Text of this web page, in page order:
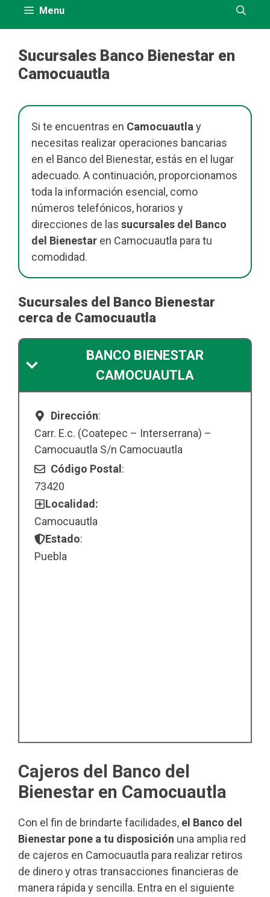
Menu
Sucursales Banco Bienestar en
Camocuautla
Si te encuentras en Camocuautlay
necesitas realizar operaciones bancarias
en el Banco del Bienestar, estás en el lugar
adecuado. A continuación, proporcionamos
toda la información esencial, como
números telefónicos, horarios y
direcciones de las sucursales del Banco
del Bienestar en Camocuautla para tu
comodidad.
Sucursales del Banco Bienestar
cerca de Camocuautla
BANCO BIENESTAR
CAMOCUAUTLA
Dirección:
Carr. E.c. (Coatepec – Interserrana) –
Camocuautla S/n Camocuautla
Código Postal :
73420
Localidad:
Camocuautla
Estado:
Puebla
Cajeros del Banco del
Bienestar en Camocuautla
Con el fin de brindarte facilidades, el Banco del
Bienestar pone a tu disposición una amplia red
de cajeros en Camocuautla para realizar retiros
de dinero y otras transacciones financieras de
manera rápida y sencilla. Entra en el siguiente